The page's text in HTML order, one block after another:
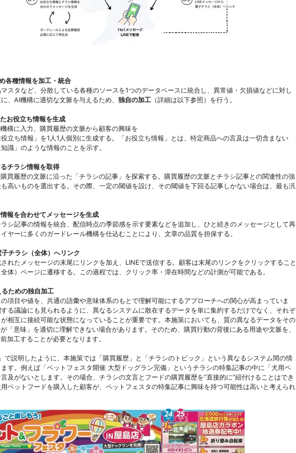
各種情報を加工・統合
スタなど、分散している各種のソースを1つのデータベースに統合し、異常値・欠損値などに対し
、AI機構に適切な文脈を与えるため、 独自の加工（詳細は以下参照）を行う。
お役立ち情報を生成
構に入力、購買履歴の文脈から顧客の興味を
立ち情報」を1人1人個別に生成する。「お役立ち情報」とは、特定商品への言及は一切含まない
識」のような情報のことを示す。
チラシ情報を取得
買履歴の文脈に沿った「チラシの記事」を探索する。購買履歴の文脈とチラシ記事との関連性の強
高いものを選出する。その際、一定の閾値を設け、その閾値を下回る記事しかない場合は、最も汎
報を合わせてメッセージを生成
シ記事の情報を統合、配信時点の季節感を示す要素などを追加し、ひと続きのメッセージとして再
ヤーに多くのガードレール機構を仕込むことにより、文章の品質を担保する。
チラシ（全体）へリンク
れたメッセージの末尾にリンクを加え、LINEで送信する。顧客は末尾のリンクをクリックすること
体）ページに遷移する。この過程では、クリック率・滞在時間などの計測が可能である。
ための独自加工
項目や値を、共通の語彙や意味体系のもとで理解可能にするアプローチへの関心が高まっていま
る議論にも見られるように、異なるシステムに散在するデータを単に集約するだけでなく、それぞ
相互に接続可能な状態になっていることが重要です。本施策においても、質の異なるデータをその
「意味」を適切に理解できない場合があります。そのため、購買行動の背後にある用途や文脈を、
加工することが必要となります。
で説明したように、本施策では「購買履歴」と「チラシのトピック」という異なるシステム間の情
す。例えば「ペットフェスタ開催 大型ドッグラン完備」というチラシの特集記事の中に「犬用ペ
及がないとします。その場合、チラシの文言とフードの購買履歴を”直接的に”紐付けることはでき
ペットフードを購入した顧客が、ペットフェスタの特集記事に興味を持つ可能性は高いと考えられ